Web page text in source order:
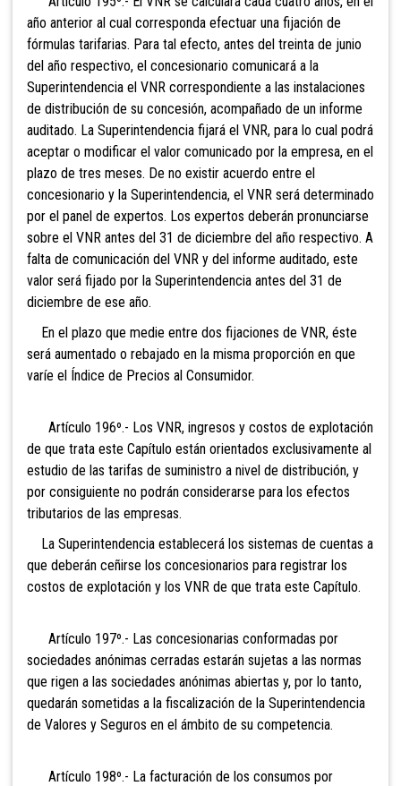
año anterior al cual corresponda efectuar una fijación de
fórmulas tarifarias. Para tal efecto, antes del treinta de junio
del año respectivo, el concesionario comunicará a la
Superintendencia el VNR correspondiente a las instalaciones
de distribución de su concesión, acompañado de un informe
auditado. La Superintendencia fijará el VNR, para lo cual podrá
aceptar o modificar el valor comunicado por la empresa, en el
plazo de tres meses. De no existir acuerdo entre el
concesionario y la Superintendencia, el VNR será determinado
por el panel de expertos. Los expertos deberán pronunciarse
sobre el VNR antes del 31 de diciembre del año respectivo. A
falta de comunicación del VNR y del informe auditado, este
valor será fijado por la Superintendencia antes del 31 de
diciembre de ese año.
En el plazo que medie entre dos fijaciones de VNR, éste
será aumentado o rebajado en la misma proporción en que
varíe el Índice de Precios al Consumidor.
Artículo 196º.- Los VNR, ingresos y costos de explotación
de que trata este Capítulo están orientados exclusivamente al
estudio de las tarifas de suministro a nivel de distribución, y
por consiguiente no podrán considerarse para los efectos
tributarios de las empresas.
La Superintendencia establecerá los sistemas de cuentas a
que deberán ceñirse los concesionarios para registrar los
costos de explotación y los VNR de que trata este Capítulo.
Artículo 197º.- Las concesionarias conformadas por
sociedades anónimas cerradas estarán sujetas a las normas
que rigen a las sociedades anónimas abiertas y, por lo tanto,
quedarán sometidas a la fiscalización de la Superintendencia
de Valores y Seguros en el ámbito de su competencia.
Artículo 198º.- La facturación de los consumos por